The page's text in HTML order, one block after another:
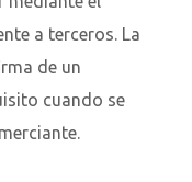
a terceros. La
de un
cuando se